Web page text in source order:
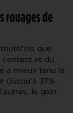
rouages de
que
contact et du
a mieux tenu la
(jusqu’à 37%
le gain